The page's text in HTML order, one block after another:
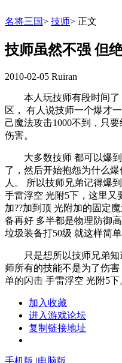
名将三国> 技师> 正文
技师虽然不强 但
2010-02-05 Ruiran
本人玩技师有段时间了
区， 有人说技师一个爆才
己魔法攻击1000不到，只
伤害。
大多数技师 都可以爆到
了，然后开始抱怨为什么
人。 所以技师兄弟记得爆
手雷浮空 光附5下，这里又
加??加到顶 光附加的固定
备再好 多半都是物理防御
垃圾装备打50级 就这样简
只是想所以技师兄弟知
师所有的技能不是为了伤
单的闪击 手雷浮空 光附5下
加入收藏
进入游戏论坛
复制链接地址
手机版 |电脑版